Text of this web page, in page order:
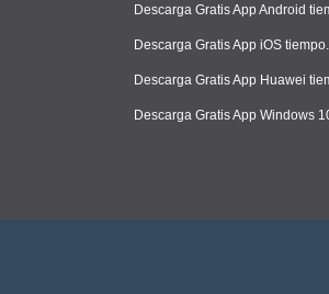
Descarga Gratis App Android
Descarga Gratis App iOS
Descarga Gratis App Huawei
Descarga Gratis App Windows